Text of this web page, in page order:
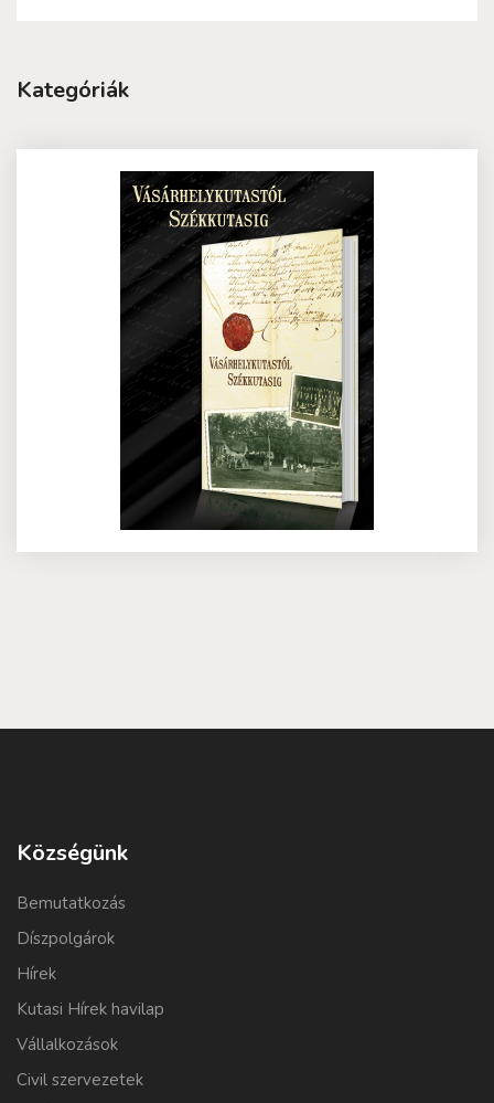
Kategóriák
Községünk
Bemutatkozás
Díszpolgárok
Hírek
Kutasi Hírek havilap
Vállalkozások
Civil szervezetek